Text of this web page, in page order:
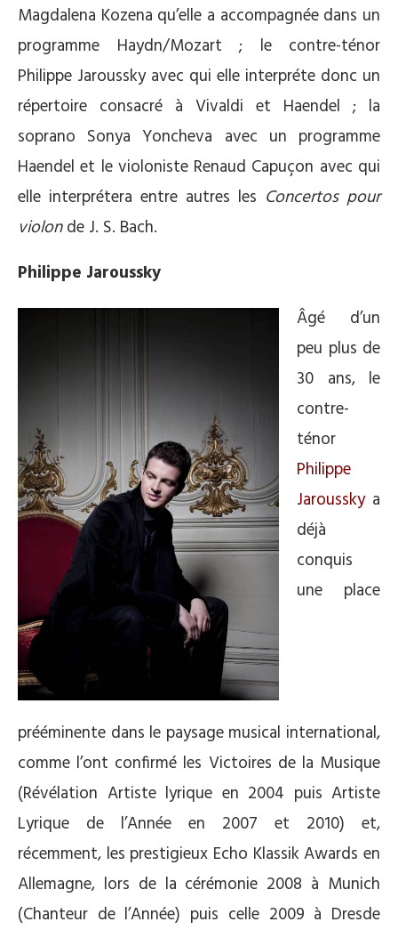
Magdalena Kozena qu’elle a accompagnée dans un
programme Haydn/Mozart ; le contre-ténor
Philippe Jaroussky avec qui elle interpréte donc un
répertoire consacré à Vivaldi et Haendel ; la
soprano Sonya Yoncheva avec un programme
Haendel et le violoniste Renaud Capuçon avec qui
elle interprétera entre autres les Concertos pour
violonde J. S. Bach.
Philippe Jaroussky
Âgé d’un
peu plus de
30 ans, le
contre-
ténor
Philippe
Jarousskya
déjà
conquis
une place
prééminente dans le paysage musical international,
comme l’ont confirmé les Victoires de la Musique
(Révélation Artiste lyrique en 2004 puis Artiste
Lyrique de l’Année en 2007 et 2010) et,
récemment, les prestigieux Echo Klassik Awards en
Allemagne, lors de la cérémonie 2008 à Munich
(Chanteur de l’Année) puis celle 2009 à Dresde